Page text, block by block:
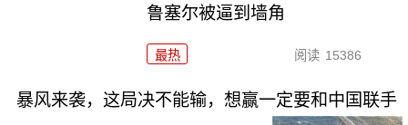
鲁塞尔被逼到墙角
最热 阅读 15386
暴风来袭，这局决不能输，想赢一定要和中国联手